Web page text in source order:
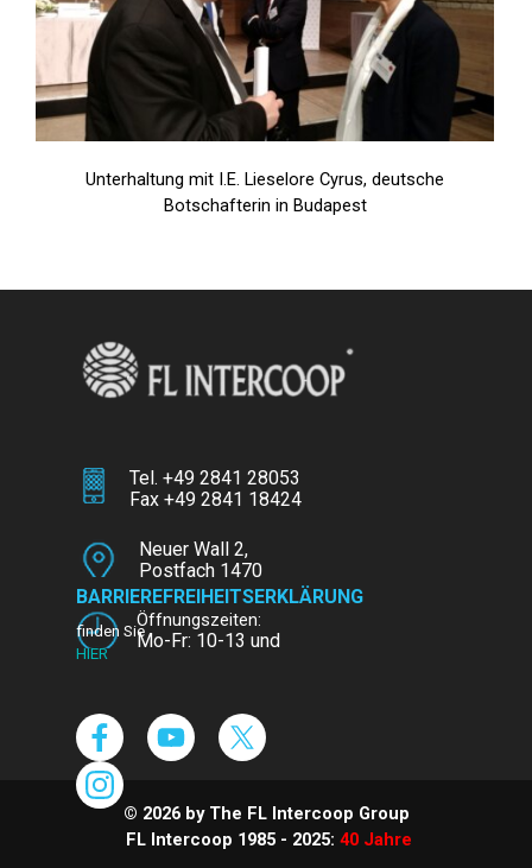
Unterhaltung mit I.E. Lieselore Cyrus, deutsche
Botschafterin in Budapest
Neuer Wall 2,
Postfach 1470
D-47441 Moers,
Nordrhein-Westfalen
Tel. +49 2841 28053
Fax +49 2841 18424
info@trans.ruhrbzw.
info@fl-intercoop.de
Öffnungszeiten:
Mo-Fr: 10-13 und
© 2026 by The FL Intercoop Group
FL Intercoop 1985 - 2025: 40 Jahre
BARRIEREFREIHEITSERKLÄRUNG
finden Sie
HIER